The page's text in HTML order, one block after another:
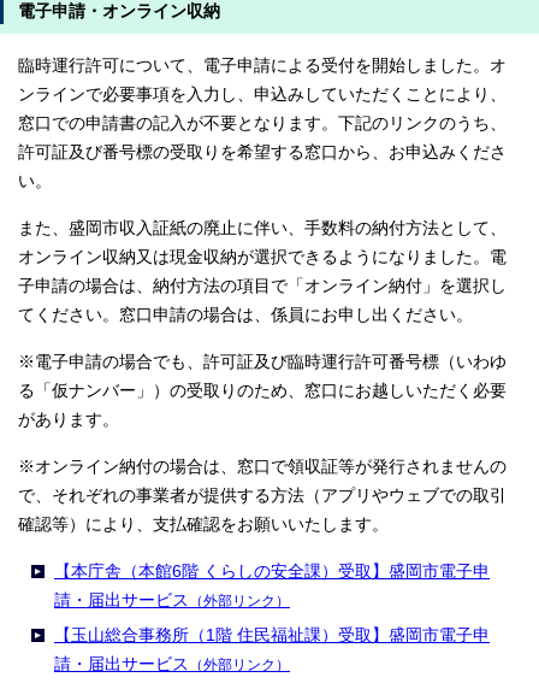
電子申請・オンライン収納
臨時運行許可について、電子申請による受付を開始しました。オ
ンラインで必要事項を入力し、申込みしていただくことにより、
窓口での申請書の記入が不要となります。下記のリンクのうち、
許可証及び番号標の受取りを希望する窓口から、お申込みくださ
い。
また、盛岡市収入証紙の廃止に伴い、手数料の納付方法として、
オンライン収納又は現金収納が選択できるようになりました。電
子申請の場合は、納付方法の項目で「オンライン納付」を選択し
てください。窓口申請の場合は、係員にお申し出ください。
※電子申請の場合でも、許可証及び臨時運行許可番号標（いわゆ
る「仮ナンバー」）の受取りのため、窓口にお越しいただく必要
があります。
※オンライン納付の場合は、窓口で領収証等が発行されませんの
で、それぞれの事業者が提供する方法（アプリやウェブでの取引
確認等）により、支払確認をお願いいたします。
【本庁舎（本館6階 くらしの安全課）受取】盛岡市電子申
請・届出サービス
（外部リンク）
【玉山総合事務所（1階 住民福祉課）受取】盛岡市電子申
請・届出サービス
（外部リンク）